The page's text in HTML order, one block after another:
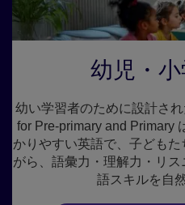
幼児・
幼い学習者のために設計さ
for Pre-primary and Primary
かりやすい英語で、子ども
がら、語彙力・理解力・リ
語スキルを自